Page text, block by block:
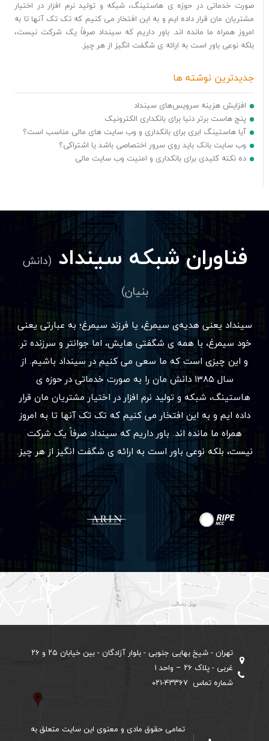
صورت خدماتی در حوزه ی هاستینگ، شبکه و تولید نرم افزار در اختیار
مشتریان مان قرار داده ایم و به این افتخار می کنیم که تک تک آنها تا به
امروز همراه ما مانده اند. باور داریم که سینداد صرفاً یک شرکت نیست،
بلکه نوعی باور است به ارائه ی شگفت انگیز از هر چیز.
جدیدترین نوشته ها
افزایش هزینه سرویس‌های سینداد
پنج هاست برتر دنیا برای بانکداری الکترونیک
آیا هاستینگ ابری برای بانکداری و وب سایت های مالی مناسب است؟
وب سایت بانک باید روی سرور اختصاصی باشد یا اشتراکی؟
ده نکته کلیدی برای بانکداری و امنیت وب سایت مالی
فناوران شبکه سینداد (دانش
بنیان)
سینداد یعنی هدیه‌ی سیمرغ، یا فرزند سیمرغ؛ به عبارتی یعنی
خود سیمرغ، با همه ی شگفتی هایش، اما جوانتر و سرزنده تر.
و این چیزی است که ما سعی می کنیم در سینداد باشیم. از
سال ۱۳۸۵ دانش مان را به صورت خدماتی در حوزه ی
هاستینگ، شبکه و تولید نرم افزار در اختیار مشتریان مان قرار
داده ایم و به این افتخار می کنیم که تک تک آنها تا به امروز
همراه ما مانده اند. باور داریم که سینداد صرفاً یک شرکت
نیست، بلکه نوعی باور است به ارائه ی شگفت انگیز از هر چیز.
تهران - شیخ بهایی جنوبی - بلوار آزادگان - بین خیابان ۲۵ و ۲۶
غربی - پلاک ۲۶ – واحد ۱
شماره تماس ۴۳۳۶۷-۰۲۱
تمامی حقوق مادی و معنوی این سایت متعلق به